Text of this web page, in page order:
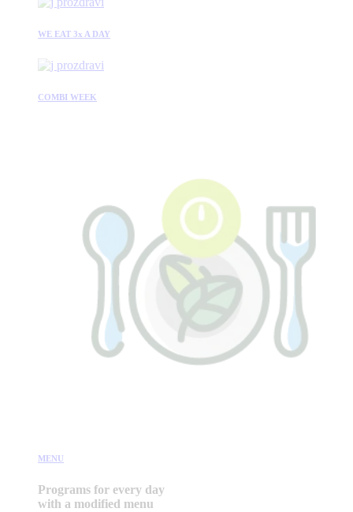
WE EAT 3x A DAY
COMBI WEEK
MENU
Programs for every day
with a modified menu